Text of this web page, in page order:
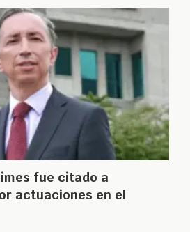
fue citado a
actuaciones en el